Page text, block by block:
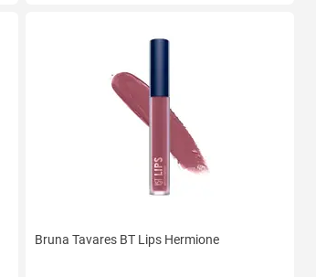
Bruna Tavares BT Lips Hermione